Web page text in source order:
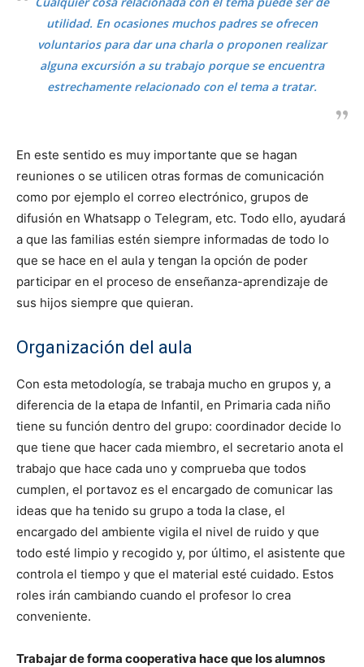
utilidad. En ocasiones muchos padres se ofrecen
voluntarios para dar una charla o proponen realizar
alguna excursión a su trabajo porque se encuentra
estrechamente relacionado con el tema a tratar.
En este sentido es muy importante que se hagan
reuniones o se utilicen otras formas de comunicación
como por ejemplo el correo electrónico, grupos de
difusión en Whatsapp o Telegram, etc. Todo ello, ayudará
a que las familias estén siempre informadas de todo lo
que se hace en el aula y tengan la opción de poder
participar en el proceso de enseñanza-aprendizaje de
sus hijos siempre que quieran.
Organización del aula
Con esta metodología, se trabaja mucho en grupos y, a
diferencia de la etapa de Infantil, en Primaria cada niño
tiene su función dentro del grupo: coordinador decide lo
que tiene que hacer cada miembro, el secretario anota el
trabajo que hace cada uno y comprueba que todos
cumplen, el portavoz es el encargado de comunicar las
ideas que ha tenido su grupo a toda la clase, el
encargado del ambiente vigila el nivel de ruido y que
todo esté limpio y recogido y, por último, el asistente que
controla el tiempo y que el material esté cuidado. Estos
roles irán cambiando cuando el profesor lo crea
conveniente.
Trabajar de forma cooperativa hace que los alumnos